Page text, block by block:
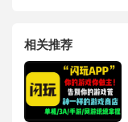
相关推荐